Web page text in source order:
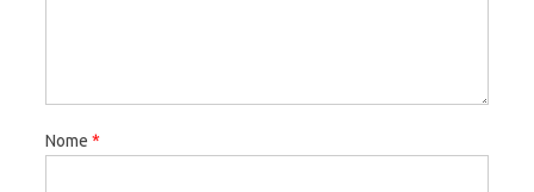
Nome *